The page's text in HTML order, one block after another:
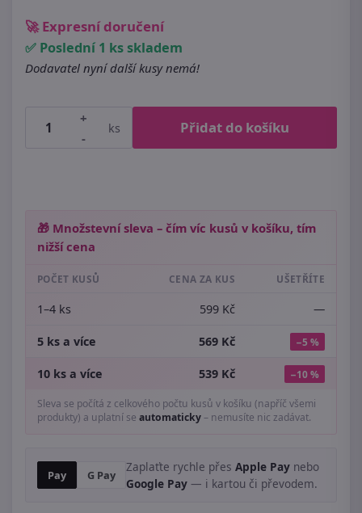
🚀 Expresní doručení
✅ Poslední 1 ks skladem
Dodavatel nyní další kusy nemá!
+
-
ks Přidat do košíku
🎁 Množstevní sleva – čím víc kusů v košíku, tím
nižší cena
POČET KUSŮ CENA ZA KUS UŠETŘÍTE
1–4 ks 599 Kč —
5 ks a více 569 Kč −5 %
10 ks a více 539 Kč −10 %
Sleva se počítá z celkového počtu kusů v košíku (napříč všemi
produkty) a uplatní se automaticky– nemusíte nic zadávat.
Pay G Pay
Zaplaťte rychle přes Apple Pay nebo
Google Pay — i kartou či převodem.